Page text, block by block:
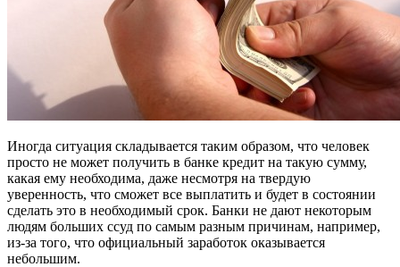
Иногда ситуация складывается таким образом, что человек
просто не может получить в банке кредит на такую сумму,
какая ему необходима, даже несмотря на твердую
уверенность, что сможет все выплатить и будет в состоянии
сделать это в необходимый срок. Банки не дают некоторым
людям больших ссуд по самым разным причинам, например,
из-за того, что официальный заработок оказывается
небольшим.